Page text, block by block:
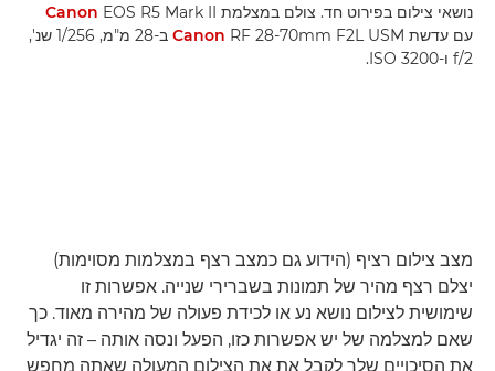
נושאי צילום בפירוט חד. צולם במצלמת
Canon EOS R5 Mark II
עם עדשת
Canon
RF 28-70mm F2L USM ב-28 מ"מ, 1/256 שנ',
f/2 ו-ISO 3200.
מצב צילום רציף (הידוע גם כמצב רצף במצלמות מסוימות)
יצלם רצף מהיר של תמונות בשברירי שנייה. אפשרות זו
שימושית לצילום נושא נע או לכידת פעולה של מהירה מאוד. כך
שאם למצלמה של יש אפשרות כזו, הפעל ונסה אותה – זה יגדיל
את הסיכויים שלך לקבל את את הצילום המעולה שאתה מחפש